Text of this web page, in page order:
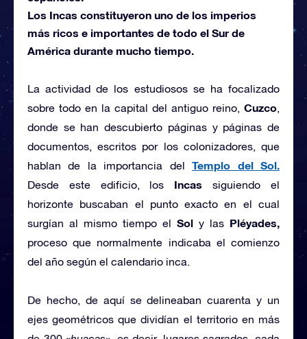
Los Incas constituyeron uno de los imperios
más ricos e importantes de todo el Sur de
América durante mucho tiempo.
La actividad de los estudiosos se ha focalizado
sobre todo en la capital del antiguo reino, Cuzco,
donde se han descubierto páginas y páginas de
documentos, escritos por los colonizadores, que
hablan de la importancia delTemplo del Sol.
Desde este edificio, los Incas siguiendo el
horizonte buscaban el punto exacto en el cual
surgían al mismo tiempo el Sol y las Pléyades,
proceso que normalmente indicaba el comienzo
del año según el calendario inca.
De hecho, de aquí se delineaban cuarenta y un
ejes geométricos que dividían el territorio en más